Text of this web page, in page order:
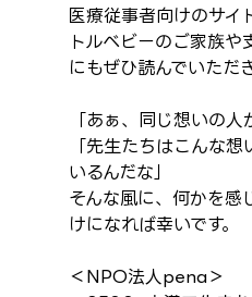
医療従事者向けのサイ
トルベビーのご家族や
にもぜひ読んでいただき
「あぁ、同じ想いの人
「先生たちはこんな
いるんだな」
そんな風に、何かを感
けになれば幸いです。
＜NPO法人pena＞